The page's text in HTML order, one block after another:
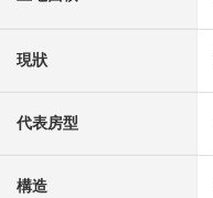
現狀
代表房型
構造